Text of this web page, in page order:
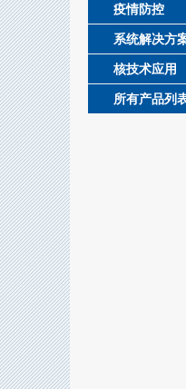
疫情防控
系统解决方
核技术应用
所有产品列